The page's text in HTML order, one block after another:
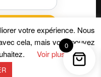
votre expérience. Nous
cela, mais vous pouvez
Voir plus
0